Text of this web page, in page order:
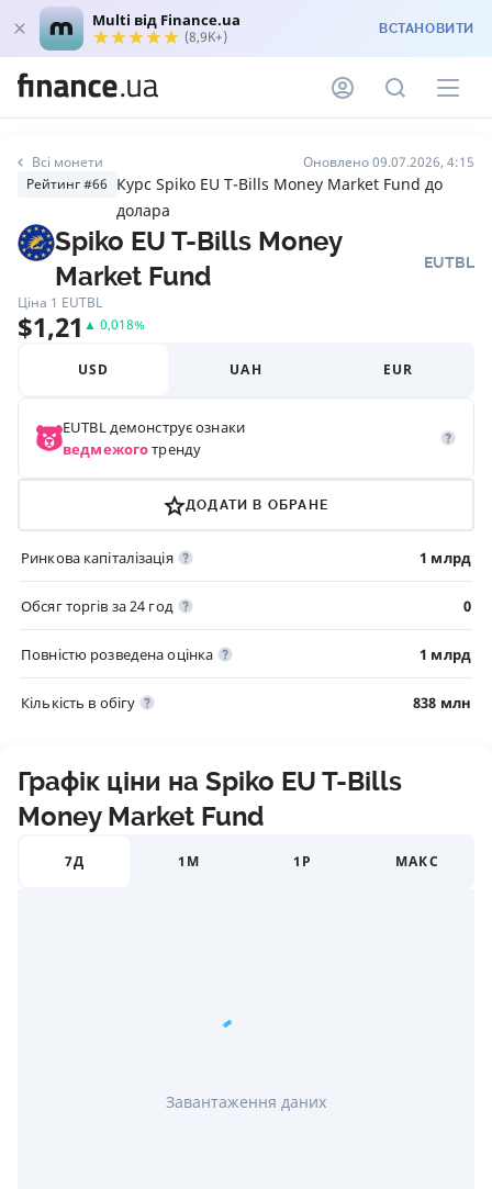
Multi від Finance.ua
(8,9K+) ВСТАНОВИТИ
Всі монети
Оновлено 09.07.2026, 4:15
Рейтинг #66 Курс Spiko EU T-Bills Money Market Fund до
долара
Spiko EU T-Bills Money
Market Fund
EUTBL
Ціна 1 EUTBL
$1,21 ▲ 0,018%
USD UAH EUR
EUTBLдемонструє ознаки
ведмежоготренду
ДОДАТИ В ОБРАНЕ
Ринкова капіталізація 1 млрд
Обсяг торгів за 24 год 0
Повністю розведена оцінка 1 млрд
Кількість в обігу 838 млн
Графік ціни на Spiko EU T-Bills
Money Market Fund
7Д 1М 1Р МАКС
Завантаження даних